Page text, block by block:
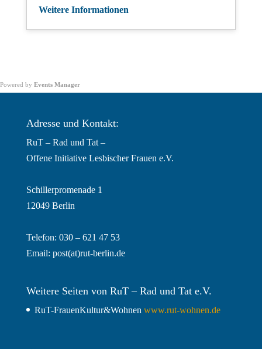
Weitere Informationen
Powered by Events Manager
Adresse und Kontakt:
RuT – Rad und Tat –
Offene Initiative Lesbischer Frauen e.V.
Schillerpromenade 1
12049 Berlin
Telefon: 030 – 621 47 53
Email: post(at)rut-berlin.de
Weitere Seiten von RuT – Rad und Tat e.V.
RuT-FrauenKultur&Wohnen www.rut-wohnen.de